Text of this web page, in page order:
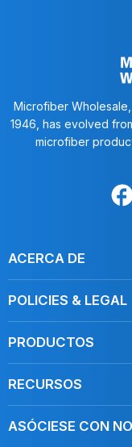
Microfiber
1946, has evolved
microfiber
ACERCA DE
Testimonios
POLICIES & LEGAL
Devoluciones
Do Not Sell My
PRODUCTOS
Desinfección
Mopas
RECURSOS
Blog, Artículos
ASÓCIESE CON